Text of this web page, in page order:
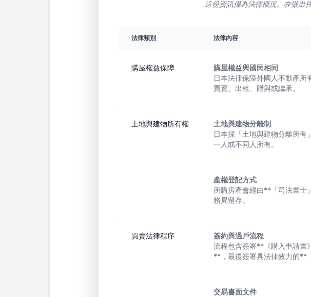
這份資訊僅為法律概況。在做出
法律類別 法律內容
購屋權益保障
購屋權益與國民相同
日本法律保障外國人不動產所
買賣、出租、贈與或繼承。
土地與建物所有權
土地與建物分離制
日本採「土地與建物分離所有
一人或不同人所有。
產權登記方式
所購房產會經由**「司法書士
務局留存。
買賣法律程序
簽約與過戶流程
流程包含簽署**《購入申請書
**，最後簽署具法律效力的**
交易書面文件